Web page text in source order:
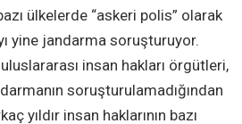
ülkelerde “askeri polis” olarak
yine jandarma soruşturuyor.
insan hakları örgütleri,
soruşturulamadığından
yıldır insan haklarının bazı